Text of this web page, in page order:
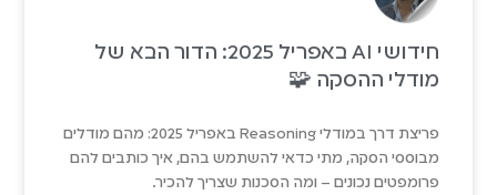
חידושי AI באפריל 2025: הדור הבא של
מודלי ההסקה 🧩
פריצת דרך במודלי Reasoning באפריל 2025: מהם מודלים
מבוססי הסקה, מתי כדאי להשתמש בהם, איך כותבים להם
פרומפטים נכונים – ומה הסכנות שצריך להכיר.